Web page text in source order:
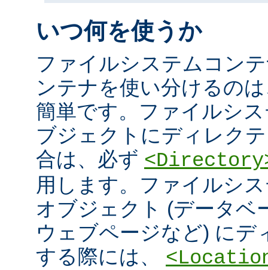
いつ何を使うか
ファイルシステムコン
ンテナを使い分けるの
簡単です。ファイルシ
ブジェクトにディレク
合は、必ず
用します。ファイルシ
オブジェクト (データベ
ウェブページなど) にデ
する際には、